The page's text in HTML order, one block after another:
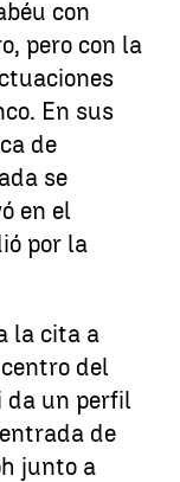
con
pero con la
En sus
de
se
en el
por la
la cita a
del
da un perfil
de
junto a